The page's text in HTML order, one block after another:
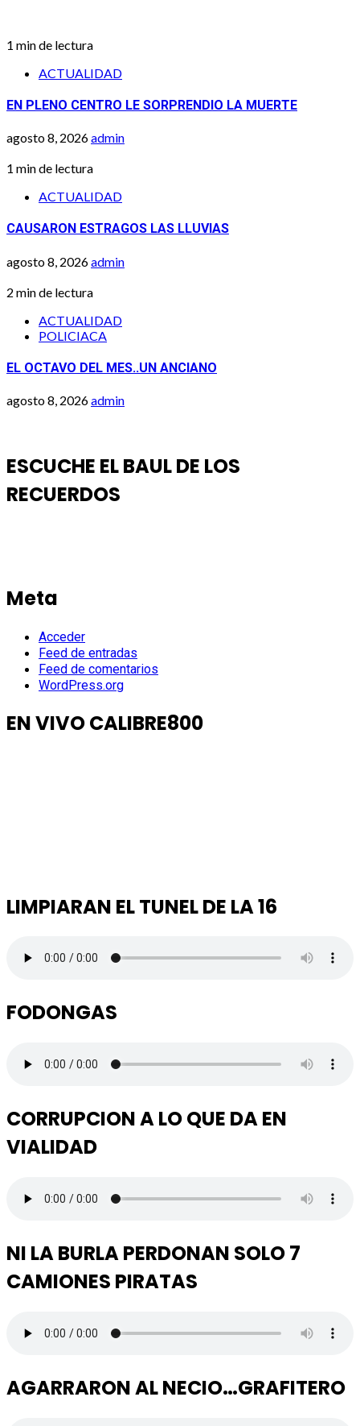
1 min de lectura
ACTUALIDAD
EN PLENO CENTRO LE SORPRENDIO LA MUERTE
agosto 8, 2026admin
1 min de lectura
ACTUALIDAD
CAUSARON ESTRAGOS LAS LLUVIAS
agosto 8, 2026admin
2 min de lectura
ACTUALIDAD
POLICIACA
EL OCTAVO DEL MES..UN ANCIANO
agosto 8, 2026admin
ESCUCHE EL BAUL DE LOS
RECUERDOS
Meta
Acceder
Feed de entradas
Feed de comentarios
WordPress.org
EN VIVO CALIBRE800
LIMPIARAN EL TUNEL DE LA 16
FODONGAS
CORRUPCION A LO QUE DA EN
VIALIDAD
NI LA BURLA PERDONAN SOLO 7
CAMIONES PIRATAS
AGARRARON AL NECIO…GRAFITERO